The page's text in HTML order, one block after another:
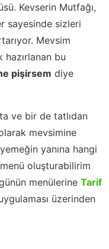
Kevserin Mutfağı,
sayesinde sizleri
Mevsim
hazırlanan bu
pişirsem diye
ve bir de tatlıdan
mevsimine
yanına hangi
oluşturabilirim
menülerine Tarif
üzerinden